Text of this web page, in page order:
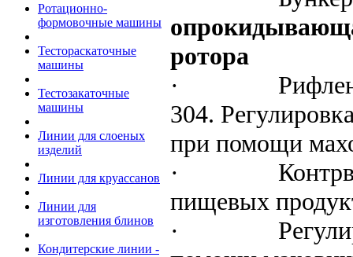
Ротационно-
формовочные машины
Тестораскаточные
машины
Тестозакаточные
машины
Линии для слоеных
изделий
Линии для круассанов
Линии для
изготовления блинов
Кондитерские линии -
ротора
·
304.
при помощи
·
пищевых
·